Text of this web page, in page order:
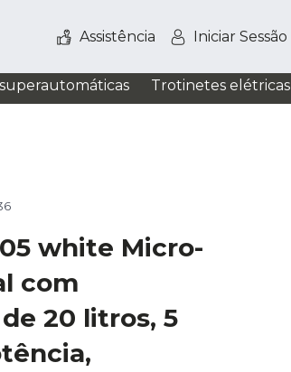
Assistência Iniciar Sessão
Trotinetes elétricas
white Micro-
com
20 litros, 5